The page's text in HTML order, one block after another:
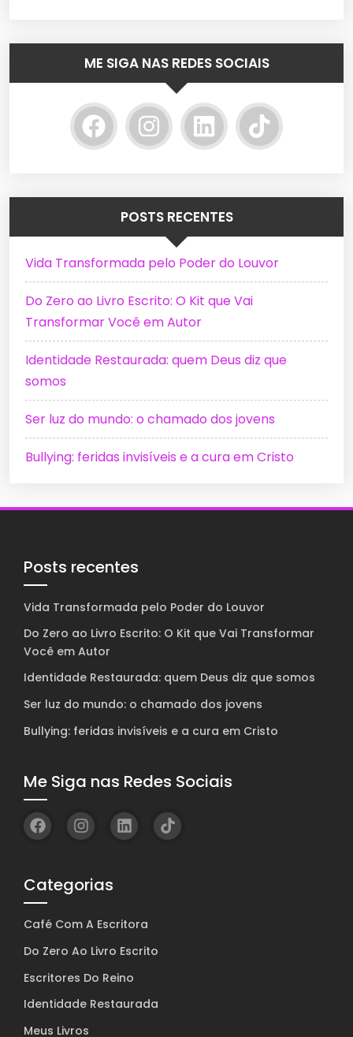
ME SIGA NAS REDES SOCIAIS
POSTS RECENTES
Vida Transformada pelo Poder do Louvor
Do Zero ao Livro Escrito: O Kit que Vai
Transformar Você em Autor
Identidade Restaurada: quem Deus diz que
somos
Ser luz do mundo: o chamado dos jovens
Bullying: feridas invisíveis e a cura em Cristo
Posts recentes
Vida Transformada pelo Poder do Louvor
Do Zero ao Livro Escrito: O Kit que Vai Transformar
Você em Autor
Identidade Restaurada: quem Deus diz que somos
Ser luz do mundo: o chamado dos jovens
Bullying: feridas invisíveis e a cura em Cristo
Me Siga nas Redes Sociais
Categorias
Café Com A Escritora
Do Zero Ao Livro Escrito
Escritores Do Reino
Identidade Restaurada
Meus Livros